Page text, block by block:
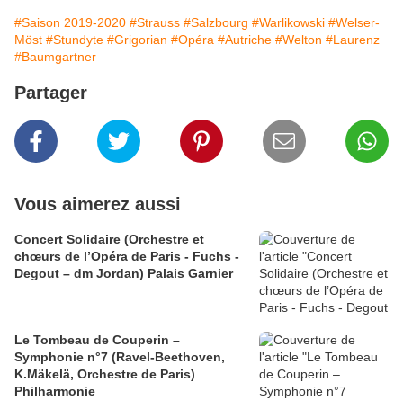
#Saison 2019-2020 #Strauss #Salzbourg #Warlikowski #Welser-
Möst #Stundyte #Grigorian #Opéra #Autriche #Welton #Laurenz
#Baumgartner
Partager
Vous aimerez aussi
Concert Solidaire (Orchestre et
chœurs de l’Opéra de Paris - Fuchs -
Degout – dm Jordan) Palais Garnier
Le Tombeau de Couperin –
Symphonie n°7 (Ravel-Beethoven,
K.Mäkelä, Orchestre de Paris)
Philharmonie